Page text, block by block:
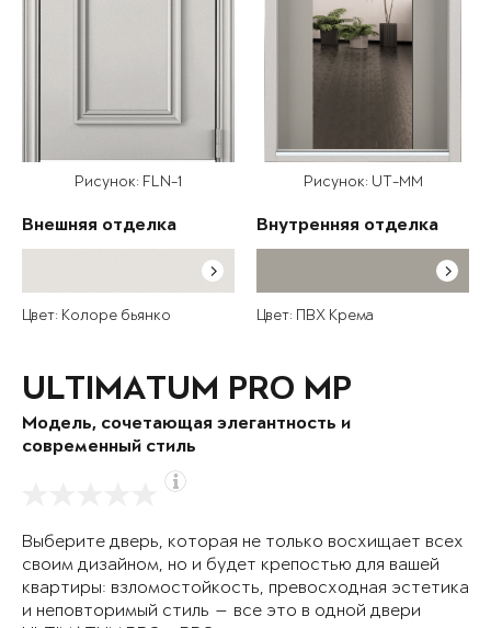
Рисунок: FLN-1
Внешняя отделка
Цвет: Колоре бьянко
Рисунок: UT-MM
Внутренняя отделка
Цвет: ПВХ Крема
ULTIMATUM PRO MP
Модель, сочетающая элегантность и
современный стиль
Выберите дверь, которая не только восхищает всех
своим дизайном, но и будет крепостью для вашей
квартиры: взломостойкость, превосходная эстетика
и неповторимый стиль — все это в одной двери